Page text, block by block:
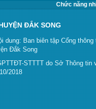
Chức năng
ĐẮK SONG
dung: Ban biên tập Cổng
Đắk Song
STTTT do Sở Thông tin
2018